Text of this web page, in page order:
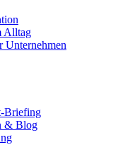
Alltag
Unternehmen
Briefing
& Blog